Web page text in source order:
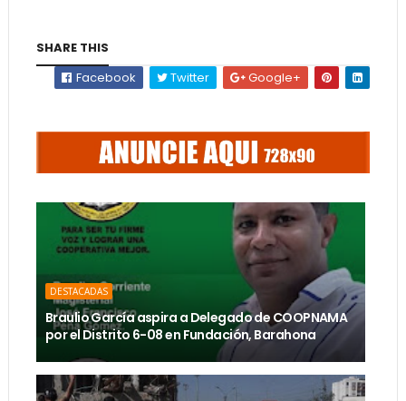
SHARE THIS
Facebook
Twitter Google+
DESTACADAS
Braulio García aspira a Delegado de COOPNAMA
por el Distrito 6-08 en Fundación, Barahona